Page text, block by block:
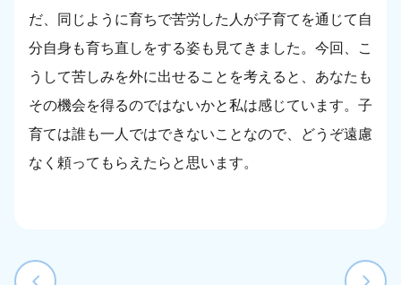
だ、同じように育ちで苦労した人が子育てを通じて自
分自身も育ち直しをする姿も見てきました。今回、こ
うして苦しみを外に出せることを考えると、あなたも
その機会を得るのではないかと私は感じています。子
育ては誰も一人ではできないことなので、どうぞ遠慮
なく頼ってもらえたらと思います。